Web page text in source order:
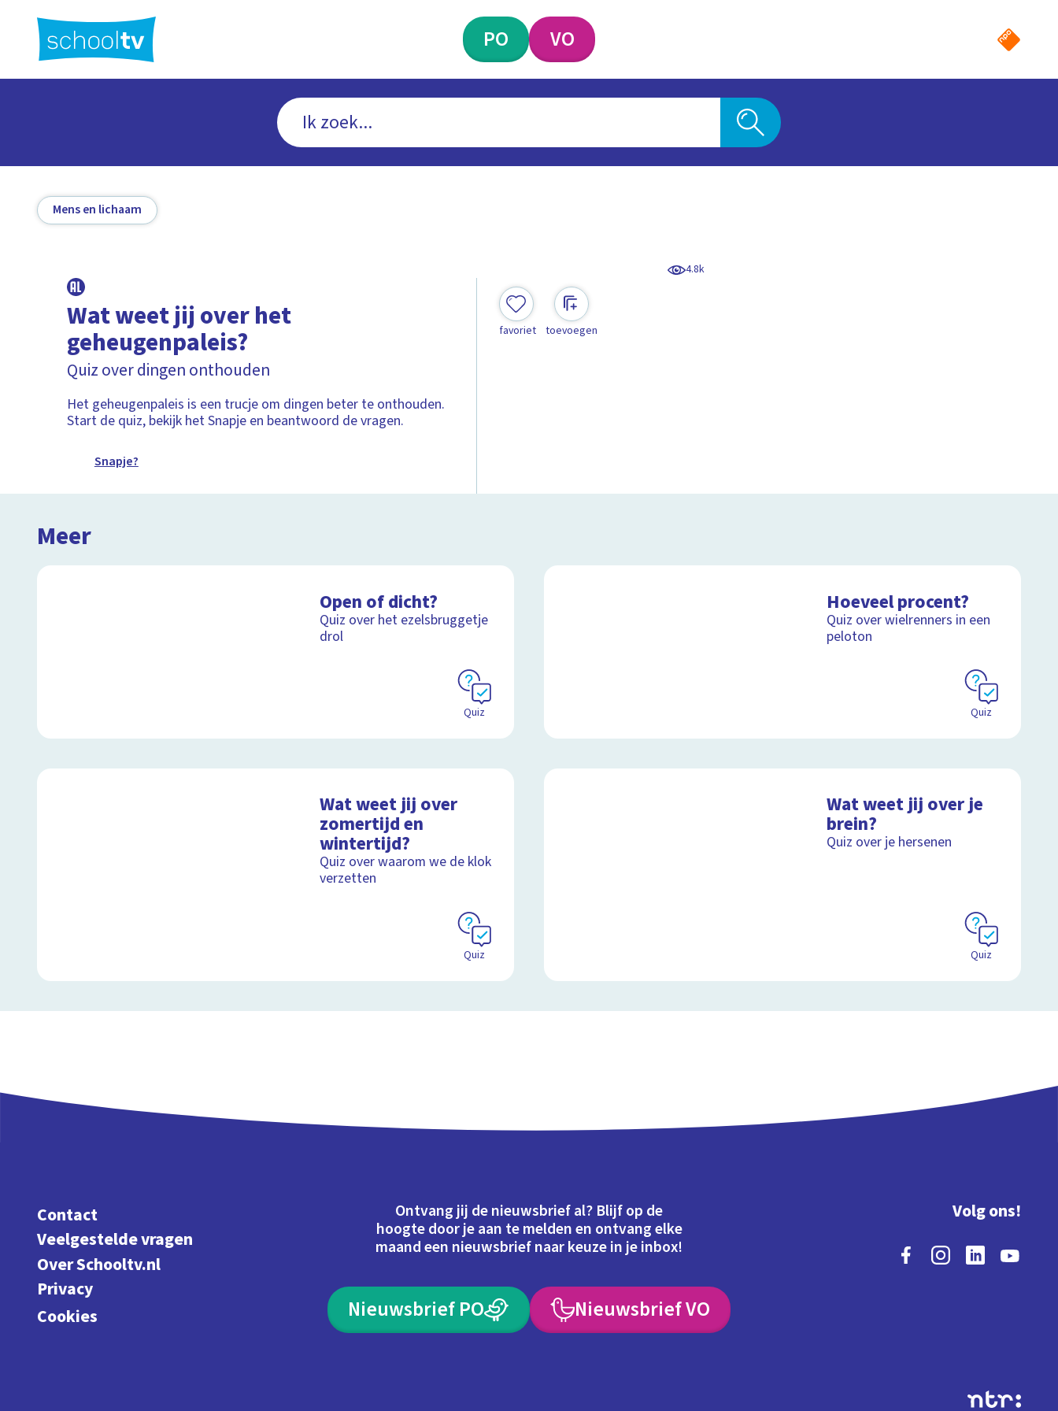
hoofdinhoud
PO VO
Mens en lichaam
4.8k
Wat weet jij over het
geheugenpaleis?
Quiz over dingen onthouden
Het geheugenpaleis is een trucje om dingen beter te onthouden.
Start de quiz, bekijk het Snapje en beantwoord de vragen.
Snapje?
favoriet toevoegen
Meer
Open of dicht?
Quiz over het ezelsbruggetje
drol
Quiz
Hoeveel procent?
Quiz over wielrenners in een
peloton
Quiz
Wat weet jij over
zomertijd en
wintertijd?
Quiz over waarom we de klok
verzetten
Quiz
Wat weet jij over je
brein?
Quiz over je hersenen
Quiz
Contact
Veelgestelde vragen
Over Schooltv.nl
Privacy
Cookies
Ontvang jij de nieuwsbrief al? Blijf op de
hoogte door je aan te melden en ontvang elke
maand een nieuwsbrief naar keuze in je inbox!
Nieuwsbrief PO Nieuwsbrief VO
Volg ons!